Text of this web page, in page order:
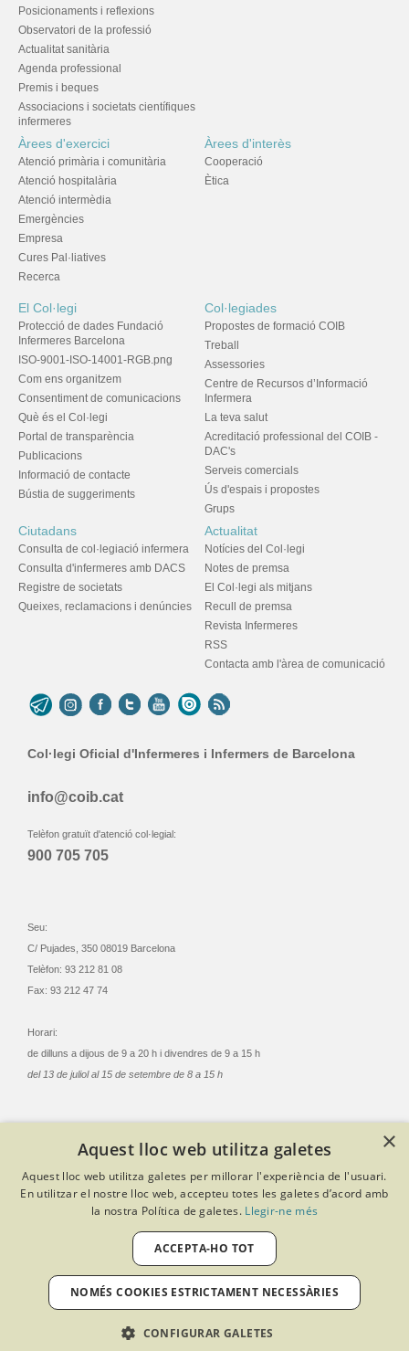
Posicionaments i reflexions
Observatori de la professió
Actualitat sanitària
Agenda professional
Premis i beques
Associacions i societats científiques
infermeres
Àrees d'exercici
Atenció primària i comunitària
Atenció hospitalària
Atenció intermèdia
Emergències
Empresa
Cures Pal·liatives
Recerca
Àrees d'interès
Cooperació
Ètica
El Col·legi
Protecció de dades Fundació
Infermeres Barcelona
ISO-9001-ISO-14001-RGB.png
Com ens organitzem
Consentiment de comunicacions
Què és el Col·legi
Portal de transparència
Publicacions
Informació de contacte
Bústia de suggeriments
Col·legiades
Propostes de formació COIB
Treball
Assessories
Centre de Recursos d’Informació
Infermera
La teva salut
Acreditació professional del COIB -
DAC's
Serveis comercials
Ús d'espais i propostes
Grups
Ciutadans
Consulta de col·legiació infermera
Consulta d'infermeres amb DACS
Registre de societats
Queixes, reclamacions i denúncies
Actualitat
Notícies del Col·legi
Notes de premsa
El Col·legi als mitjans
Recull de premsa
Revista Infermeres
RSS
Contacta amb l'àrea de comunicació
Col·legi Oficial d'Infermeres i Infermers de Barcelona
info@coib.cat
Telèfon gratuït d'atenció col·legial:
900 705 705
Seu:
C/ Pujades, 350 08019 Barcelona
Telèfon: 93 212 81 08
Fax: 93 212 47 74
Horari:
de dilluns a dijous de 9 a 20 h i divendres de 9 a 15 h
del 13 de juliol al 15 de setembre de 8 a 15 h
© Col·legi Oficial Infermeres i Infermers de Barcelona
Criteris de privacitat
Política de cookies
Avís legal
Política de protecció de dades
Política de qualitat
Desenvolupat amb Softeng Portal Builder
×
Aquest lloc web utilitza galetes
Aquest lloc web utilitza galetes per millorar l'experiència de l'usuari.
En utilitzar el nostre lloc web, accepteu totes les galetes d’acord amb
la nostra Política de galetes. Llegir-ne més
ACCEPTA-HO TOT
NOMÉS COOKIES ESTRICTAMENT NECESSÀRIES
CONFIGURAR GALETES